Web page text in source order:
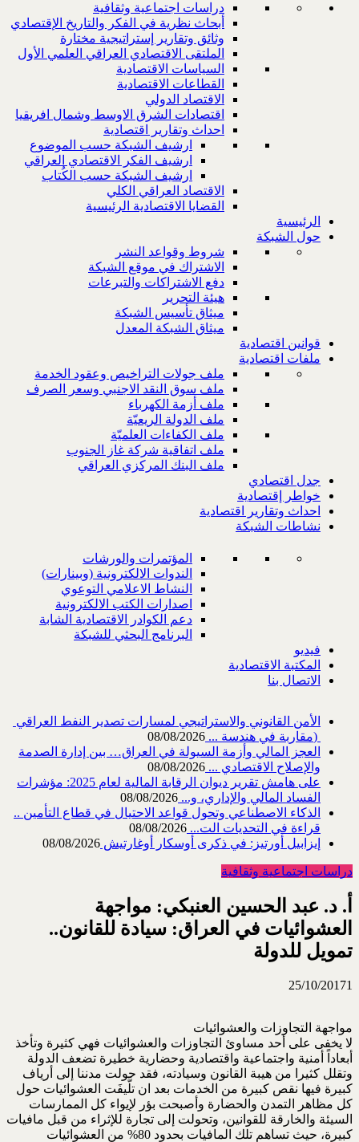
دراسات اجتماعية وثقافية
أبحاث نظرية في الفكر والتاريخ الإقتصادي
وثائق وتقارير إستراتيجية مختارة
الملتقى الاقتصادي العراقي العلمي الأول
السياسات الاقتصادية
القطاعات الاقتصادية
الاقتصاد الدولي
اقتصادات الشرق الاوسط وشمال افريقيا
احداث وتقارير اقتصادية
ارشيف الشبكة حسب الموضوع
ارشيف الفكر الاقتصادي العراقي
ارشيف الشبكة حسب الكُتاب
الاقتصاد العراقي الكلي
القضايا الاقتصادية الرئيسية
الرئيسية
حول الشبكة
شروط وقواعد النشر
الاشتراك في موقع الشبكة
دفع الاشتراكات والتبرعات
هيئة التحرير
ميثاق تأسيس الشبكة
ميثاق الشبكة المعدل
قوانين اقتصادية
ملفات اقتصادية
ملف جولات التراخيص وعقود الخدمة
ملف سوق النقد الاجنبي وسعر الصرف
ملف أزمة الكهرباء
ملف الدولة الريعيّة
ملف الكفاءات العلميّة
ملف اتفاقية شركة غاز الجنوب
ملف البنك المركزي العراقي
جدل اقتصادي
خواطر إقتصادية
احداث وتقارير اقتصادية
نشاطات الشبكة
المؤتمرات والورشات
الندوات الالكترونية (وبينارات)
النشاط الاعلامي التوعوي
اصدارات الكتب الالكترونية
دعم الكوادر الاقتصادية الشابة
البرنامج البحثي للشبكة
فيديو
المكتبة الاقتصادية
الاتصال بنا
‎) ‎مقاربة في هندسة ...
08/08/2026
العجز المالي وأزمة السيولة في العراق… بين إدارة الصدمة
والإصلاح الاقتصادي ... 08/08/2026
على هامش تقرير ديوان الرقابة المالية لعام 2025: مؤشرات
الفساد المالي والإداري، و... 08/08/2026
الذكاء الاصطناعي وتحول قواعد الاحتيال في قطاع ‏التأمين ..
قراءة في التحديات الت... 08/08/2026
إيزابيل أورتيز: في ذكرى ‏أوسكار أوغارتيش 08/08/2026
دراسات اجتماعية وثقافية
أ. د. عبد الحسين العنبكي: مواجهة
العشوائيات في العراق: سيادة للقانون..
تمويل للدولة
25/10/20171
مواجهة التجاوزات والعشوائيات
لا يخفى على أحد مساوئ التجاوزات والعشوائيات فهي كثيرة وتأخذ
أبعاداً أمنية واجتماعية واقتصادية وحضارية خطيرة تضعف الدولة
وتقلل كثيرا من هيبة القانون وسيادته، فقد حولت مدننا إلى أرياف
كبيرة فيها نقص كبيرة من الخدمات بعد ان تلَّيفَت العشوائيات حول
كل مظاهر التمدن والحضارة وأصبحت بؤر لإيواء كل الممارسات
السيئة والخارقة للقوانين، وتحولت إلى تجارة للإثراء من قبل مافيات
كبيرة، حيث تساهم تلك المافيات بحدود 80% من العشوائيات